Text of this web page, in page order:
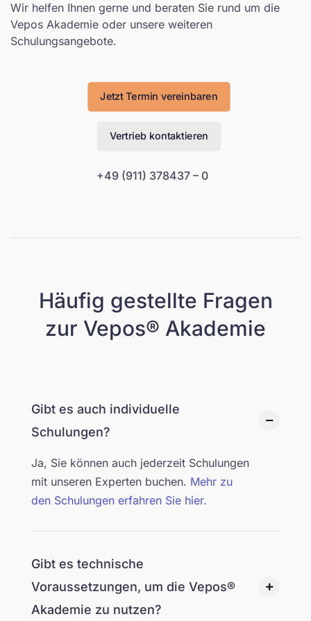
Wir helfen Ihnen gerne und beraten Sie rund um die
Vepos Akademie oder unsere weiteren
Schulungsangebote.
Jetzt Termin vereinbaren
Vertrieb kontaktieren
+49 (911) 378437 – 0
Häufig gestellte Fragen
zur Vepos® Akademie
Gibt es auch individuelle
Schulungen?
Ja, Sie können auch jederzeit Schulungen
mit unseren Experten buchen. Mehr zu
den Schulungen erfahren Sie hier.
Gibt es technische
Voraussetzungen, um die Vepos®
Akademie zu nutzen?